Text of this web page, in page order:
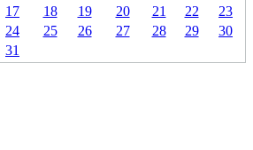
17
18 19 20 21 22
23
24
25 26 27 28 29
30
31